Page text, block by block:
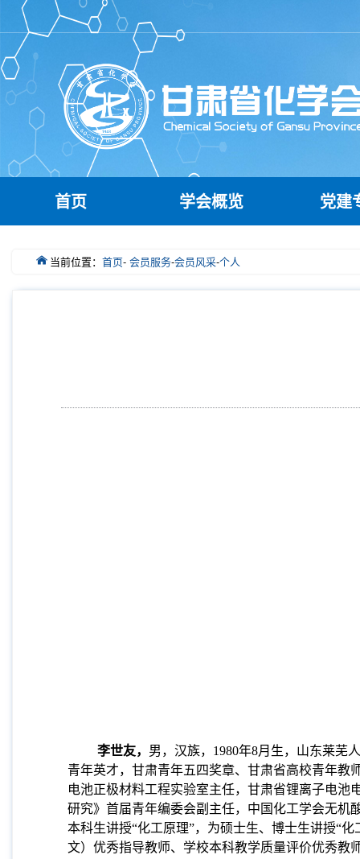
首页 学会概览 党建
当前位置： 首页- 会员服务-会员风采-个人
李世友， 男，汉族，1980年8月生，山东莱芜
青年英才，甘肃青年五四奖章、甘肃省高校青年教
电池正极材料工程实验室主任，甘肃省锂离子电
研究》首届青年编委会副主任，中国化工学会无机
本科生讲授“化工原理”，为硕士生、博士生讲授“
文）优秀指导教师、学校本科教学质量评价优秀教